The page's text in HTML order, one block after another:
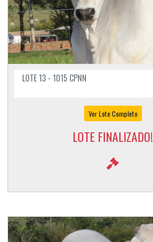
LOTE 13 - 1015 CPNN
Ver Lote Completo
LOTE FINALIZADO!